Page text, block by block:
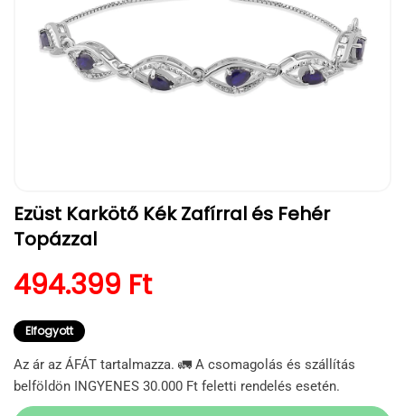
médiafájl
megnyitása
a
modális
Ezüst Karkötő Kék Zafírral és Fehér
Topázzal
Normál ár
494.399 Ft
Elfogyott
Az ár az ÁFÁT tartalmazza. 🚛 A csomagolás és szállítás
belföldön INGYENES 30.000 Ft feletti rendelés esetén.